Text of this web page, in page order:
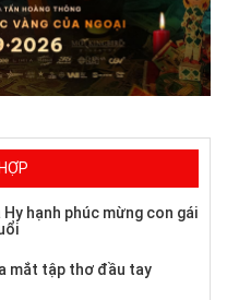
Hy hạnh phúc mừng con gái
mắt tập thơ đầu tay